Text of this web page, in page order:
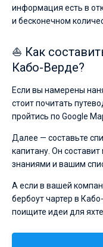
информация есть в
и бесконечном
⛵ Как
Кабо-Верде?
Если вы намерены
стоит почитать
пройтись по Google
Далее — составьте
капитану. Он
знаниями и вашим
А если в вашей
бербоут чартер в
поищите идеи для